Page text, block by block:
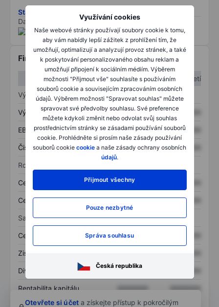
Využívání cookies
Naše webové stránky používají soubory cookie k tomu,
aby vám nabídly lepší zážitek z prohlížení tím, že
umožňují, optimalizují a analyzují provoz stránek, a také
k poskytování personalizovaného obsahu reklam a
umožňují připojení k sociálním médiím. Výběrem
možnosti "Přijmout vše" souhlasíte s používáním
souborů cookie a souvisejícím zpracováním osobních
údajů. Výběrem možnosti "Spravovat souhlas" můžete
spravovat své předvolby souhlasu. Své preference
můžete kdykoli změnit nebo odvolat svůj souhlas
prostřednictvím stránky se zásadami používání souborů
cookie. Prohlédněte si prosím naše zásady používání
souborů cookie cookie a naše zásady ochrany osobních
údajů.
Přijmout všechny
Pouze nezbytné
Správa souhlasu
Česká republika
Stáhněte si metodiku rizik ESG
Data poskytnuta od
/
Finanční informace
1. čtvrtletí
2. čtvrtletí
Výkaz zisku a ztráty
Výnos XXXXXXX XXXXXXX
EBITDA XXXXXXX XXXXXXX
Čistý příjem XXXXXXX XXXXXXX
Rozvaha
Celková aktiva XXXXXXX
Celkový dluh XXXXXXX XXXXXXX
Sazby
Cena/tržby XXXXXXX
Zisk na akcii
Dividenda na akcii XXXXXXX
Rentabilita kapitálu XXXXXXX
XXXXXXX
Otevřete si účet a získejte přístup k pokročilým